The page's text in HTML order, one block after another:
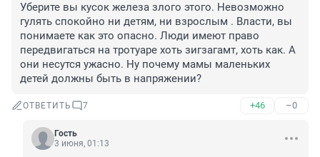
Уберите вы кусок железа злого этого. Невозможно
гулять спокойно ни детям, ни взрослым . Власти, вы
понимаете как это опасно. Люди имеют право
передвигаться на тротуаре хоть зигзагамт, хоть как. А
они несутся ужасно. Ну почему мамы маленьких
детей должны быть в напряжении?
ОТВЕТИТЬ 7 +46 –0
Гость
3 июня, 01:13